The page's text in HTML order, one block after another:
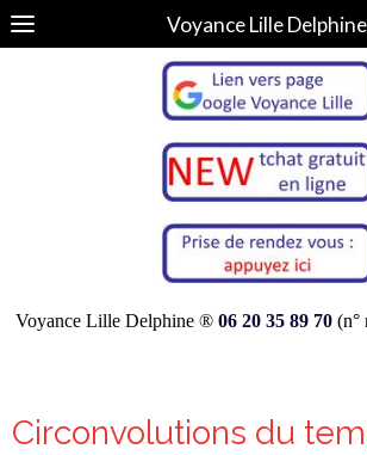
Voyance Lille Delphine
Voyance Lille Delphine ® 06 20 35 89 70 (n°
Circonvolutions du